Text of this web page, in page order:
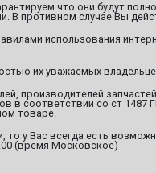
что они будут
противном случае Вы
использования
их уважаемых
производителей
соответствии со ст 1487
товаре.
у Вас всегда есть
(время Московское)